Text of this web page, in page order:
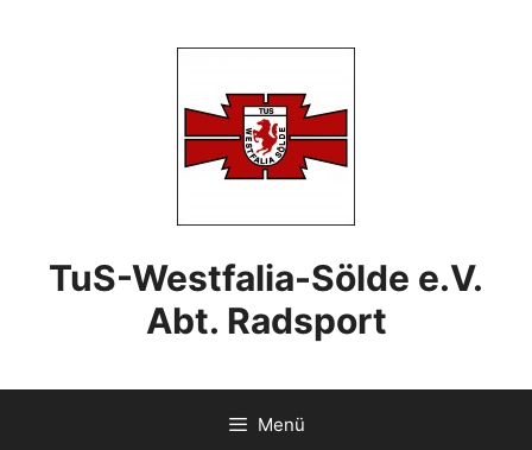
TuS-Westfalia-Sölde e.V.
Abt. Radsport
Menü